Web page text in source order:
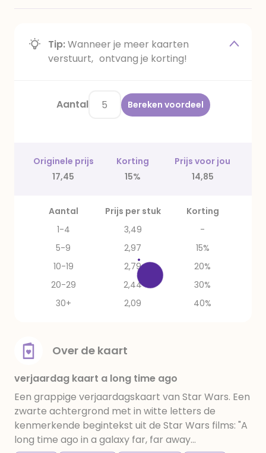
Tip:Wanneer je meer kaarten
verstuurt, ontvang je korting!
Aantal Bereken voordeel
Originele prijs Korting
Prijs voor jou
17,45
15% 14,85
Aantal Prijs per stuk
Korting
1-4
3,49
-
5-9
2,97
15%
10-19
2,79
20%
20-29
2,44
30%
30+
2,09 40%
Over de kaart
verjaardag kaart a long time ago
Een grappige verjaardagskaart van Star Wars. Een
zwarte achtergrond met in witte letters de
kenmerkende begintekst uit de Star Wars films: "A
long time ago in a galaxy far, far away...